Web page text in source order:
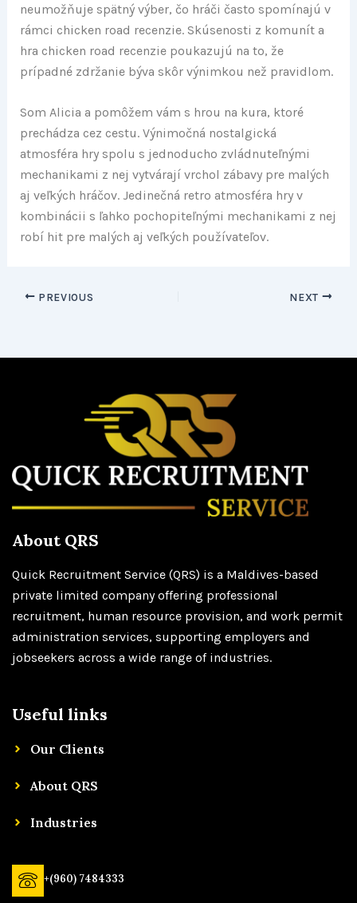
neumožňuje spätný výber, čo hráči často spomínajú v
rámci chicken road recenzie. Skúsenosti z komunít a
hra chicken road recenzie poukazujú na to, že
prípadné zdržanie býva skôr výnimkou než pravidlom.
Som Alicia a pomôžem vám s hrou na kura, ktoré
prechádza cez cestu. Výnimočná nostalgická
atmosféra hry spolu s jednoducho zvládnuteľnými
mechanikami z nej vytvárají vrchol zábavy pre malých
aj veľkých hráčov. Jedinečná retro atmosféra hry v
kombinácii s ľahko pochopiteľnými mechanikami z nej
robí hit pre malých aj veľkých používateľov.
PREVIOUS NEXT
About QRS
Quick Recruitment Service (QRS) is a Maldives-based
private limited company offering professional
recruitment, human resource provision, and work permit
administration services, supporting employers and
jobseekers across a wide range of industries.
Useful links
Our Clients
About QRS
Industries
+(960) 7484333